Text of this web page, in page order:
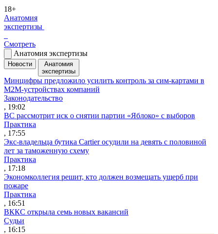
18+
Анатомия
экспертизы
Смотреть
Анатомия экспертизы
Новости
Анатомия
экспертизы
Минцифры предложило усилить контроль за сим-картами в
M2M-устройствах компаний
Законодательство
, 19:02
ВС рассмотрит иск о снятии партии «Яблоко» с выборов
Практика
, 17:55
Экс-владельца бутика Cartier осудили на девять с половиной
лет за таможенную схему
Практика
, 17:18
Экономколлегия решит, кто должен возмещать ущерб при
пожаре
Практика
, 16:51
ВККС открыла семь новых вакансий
Судьи
, 16:15